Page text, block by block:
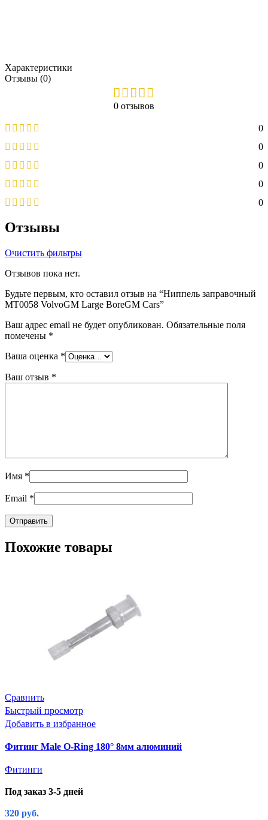
Характеристики
Отзывы (0)
0 отзывов
0
0
0
0
0
Отзывы
Очистить фильтры
Отзывов пока нет.
Будьте первым, кто оставил отзыв на “Ниппель заправочный
MT0058 VolvoGM Large BoreGM Cars”
Ваш адрес email не будет опубликован. Обязательные поля
помечены *
Ваша оценка *
Ваш отзыв *
Имя *
Email *
Похожие товары
Сравнить
Быстрый просмотр
Добавить в избранное
Фитинг Male O-Ring 180° 8мм алюминий
Фитинги
Под заказ 3-5 дней
320 руб.